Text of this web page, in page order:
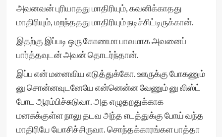
அவனவன் புரியாதது மாதிரியும், கவனிக்காதது
மாதிரியும், மறந்ததது மாதிரியும் நடிச்சிட்டிருக்கான்.
இதற்கு இப்படி ஒரு கோணமா பாவமாக அவனைப்
பார்த்தவுடன் அவன் தொடர்ந்தான்.
இப்ப என் மனைவிய எடுத்துக்கோ. ஊருக்கு போகணும்
னு சொன்னவுடனேயே என்னென்ன வேணும் னு லிஸ்ட்
போட ஆரம்பிச்சுடுவா. அத எழுதறதுக்காக
மனசுக்குள்ள நாலு தடவ அந்த எடத்துக்கு போய் வந்த
மாதிரியே யோசிச்சிருவா. சொந்தக்காரங்கள பாத்தா